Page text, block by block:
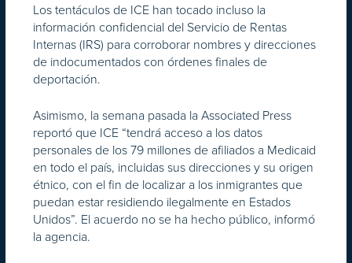
Los tentáculos de ICE han tocado incluso la
información confidencial del Servicio de Rentas
Internas (IRS) para corroborar nombres y direcciones
de indocumentados con órdenes finales de
deportación.
Asimismo, la semana pasada la Associated Press
reportó que ICE “tendrá acceso a los datos
personales de los 79 millones de afiliados a Medicaid
en todo el país, incluidas sus direcciones y su origen
étnico, con el fin de localizar a los inmigrantes que
puedan estar residiendo ilegalmente en Estados
Unidos”. El acuerdo no se ha hecho público, informó
la agencia.